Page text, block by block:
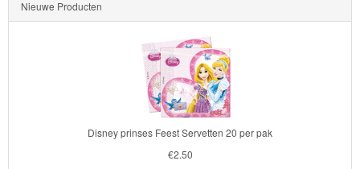
Nieuwe Producten
Disney prinses Feest Servetten 20 per pak
€2.50